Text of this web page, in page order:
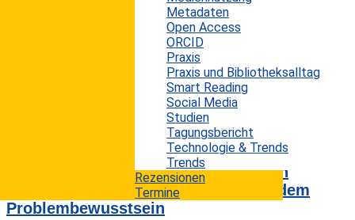
Metadaten
Open Access
ORCID
Praxis
Praxis und Bibliotheksalltag
Smart Reading
Social Media
Studien
Tagungsbericht
Technologie & Trends
Trends
Rezensionen
Termine
von Metricool analysiert die Entwicklungen auf den
wichtigsten Plattformen wie Facebook, Instagram,
TikTok, YouTube, und LinkedIn. Diese Analyse
beleuchtet, wie sich die Interaktionsraten, die
Veröffentlichungshäufigkeiten und das Engagement
auf den verschiedenen Plattformen verändert haben,
Smartphone-Nutzung 2024: Zwischen
digitaler Abhängigkeit und wachsendem
Problembewusstsein